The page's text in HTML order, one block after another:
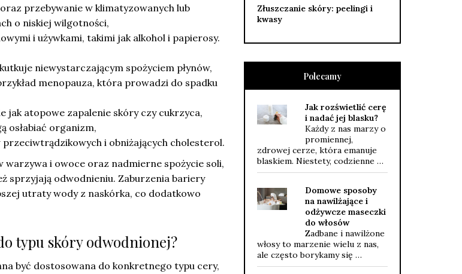
przebywanie w klimatyzowanych lub
o niskiej wilgotności,
i używkami, takimi jak alkohol i papierosy.
niewystarczającym spożyciem płynów,
menopauza, która prowadzi do spadku
jak atopowe zapalenie skóry czy cukrzyca,
osłabiać organizm,
i obniżających cholesterol.
i owoce oraz nadmierne spożycie soli,
sprzyjają odwodnieniu. Zaburzenia bariery
utraty wody z naskórka, co dodatkowo
typu skóry odwodnionej?
być dostosowana do konkretnego typu cery,
Złuszczanie skóry: peelingi i
kwasy
Polecamy
Jak rozświetlić cerę
i nadać jej blasku?
Każdy z nas marzy o
promiennej,
zdrowej cerze, która emanuje
blaskiem. Niestety, codzienne …
Domowe sposoby
na nawilżające i
odżywcze maseczki
do włosów
Zadbane i nawilżone
włosy to marzenie wielu z nas,
ale często borykamy się …